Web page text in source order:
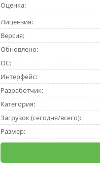
Оценка:
Лицензия:
Версия:
Обновлено:
ОС:
Интерфейс:
Разработчик:
Категория:
Загрузок (сегодня/всего):
Размер: